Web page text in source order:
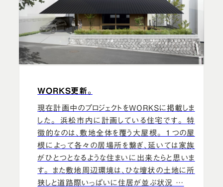
WORKS更新。
現在計画中のプロジェクトをWORKSに掲載しま
した。 浜松市内に計画している住宅です。 特
徴的なのは、敷地全体を覆う大屋根。 1つの屋
根によって各々の居場所を繋ぎ、延いては家族
がひとつとなるような住まいに出来たらと思いま
す。 また敷地周辺環境は、ひな壇状の土地に所
狭しと道路際いっぱいに住居が並ぶ状況 …